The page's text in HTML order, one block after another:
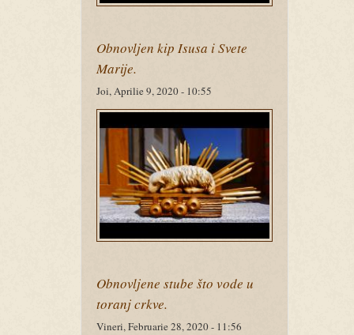
Obnovljen kip Isusa i Svete
Marije.
Joi, Aprilie 9, 2020 - 10:55
Obnovljene stube što vode u
toranj crkve.
Vineri, Februarie 28, 2020 - 11:56